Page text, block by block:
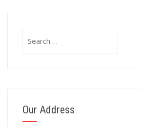
for:
Our Address